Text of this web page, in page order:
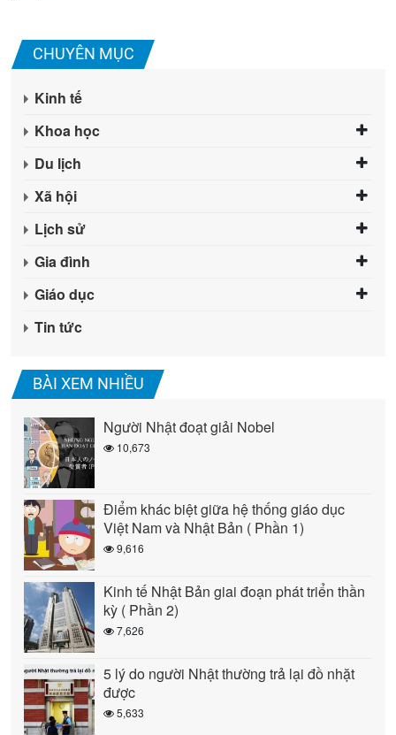
CHUYÊN MỤC
Kinh tế
Khoa học
Du lịch
Xã hội
Lịch sử
Gia đình
Giáo dục
Tin tức
BÀI XEM NHIỀU
Người Nhật đoạt giải Nobel
10,673
Điểm khác biệt giữa hệ thống giáo dục
Việt Nam và Nhật Bản ( Phần 1)
9,616
Kinh tế Nhật Bản giai đoạn phát triển thần
kỳ ( Phần 2)
7,626
5 lý do người Nhật thường trả lại đồ nhặt
được
5,633